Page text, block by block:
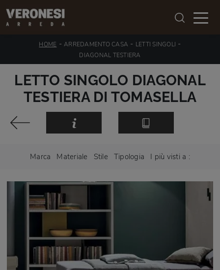
HOME -ARREDAMENTO CASA - LETTI SINGOLI -
DIAGONAL TESTIERA
LETTO SINGOLO DIAGONAL
TESTIERA DI TOMASELLA
Marca Materiale Stile Tipologia I più visti a :